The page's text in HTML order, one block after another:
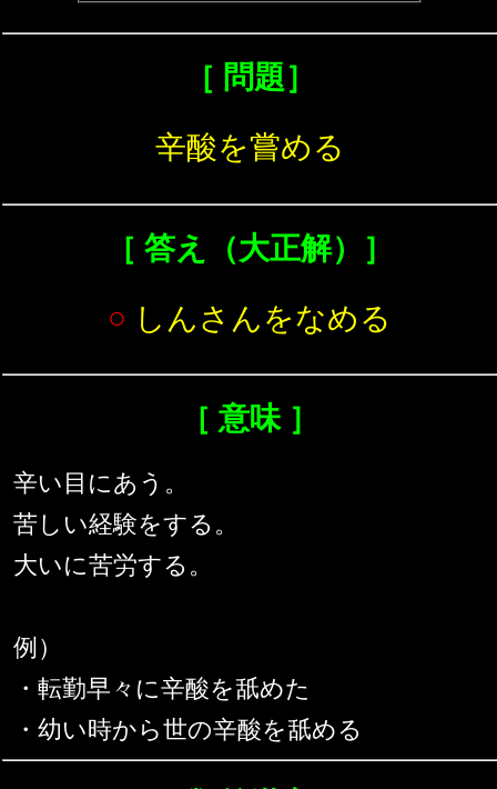
［ 問題］
辛酸を嘗める
［ 答え（大正解）］
○ しんさんをなめる
［ 意味 ］
辛い目にあう。
苦しい経験をする。
大いに苦労する。
例）
・転勤早々に辛酸を舐めた
・幼い時から世の辛酸を舐める